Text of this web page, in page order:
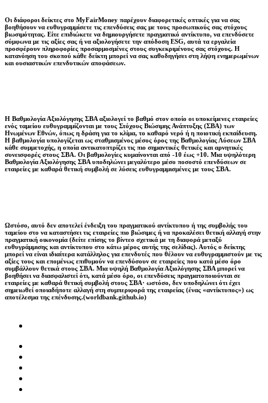
Οι διάφοροι δείκτες στο MyFairMoney παρέχουν διαφορετικές οπτικές για να σας
βοηθήσουν να ευθυγραμμίσετε τις επενδύσεις σας με τους προσωπικούς σας στόχους
βιωσιμότητας. Είτε επιδιώκετε να δημιουργήσετε πραγματικό αντίκτυπο, να επενδύσετε
σύμφωνα με τις αξίες σας ή να αξιολογήσετε την απόδοση ESG, αυτά τα εργαλεία
προσφέρουν πληροφορίες προσαρμοσμένες στους συγκεκριμένους σας στόχους. Η
κατανόηση του σκοπού κάθε δείκτη μπορεί να σας καθοδηγήσει στη λήψη ενημερωμένων
και ουσιαστικών επενδυτικών αποφάσεων.
Η Βαθμολογία Αξιολόγησης ΣΒΑ αξιολογεί το βαθμό στον οποίο οι υποκείμενες εταιρείες
ενός ταμείου ευθυγραμμίζονται με τους Στόχους Βιώσιμης Ανάπτυξης (ΣΒΑ) των
Ηνωμένων Εθνών, όπως η δράση για το κλίμα, το καθαρό νερό ή η ποιοτική εκπαίδευση.
Η βαθμολογία υπολογίζεται ως σταθμισμένος μέσος όρος της Βαθμολογίας Λύσεων ΣΒΑ
κάθε συμμετοχής, η οποία αντικατοπτρίζει τις πιο σημαντικές θετικές και αρνητικές
συνεισφορές στους ΣΒΑ. Οι βαθμολογίες κυμαίνονται από -10 έως +10. Μια υψηλότερη
Βαθμολογία Αξιολόγησης ΣΒΑ υποδηλώνει μεγαλύτερο μέσο ποσοστό επενδύσεων σε
εταιρείες με καθαρά θετική συμβολή σε λύσεις ευθυγραμμισμένες με τους ΣΒΑ.
Ωστόσο, αυτό δεν αποτελεί ένδειξη του πραγματικού αντίκτυπου ή της συμβολής του
ταμείου στο να καταστήσει τις εταιρείες πιο βιώσιμες ή να προκαλέσει θετική αλλαγή στην
πραγματική οικονομία (δείτε επίσης το βίντεο σχετικά με τη διαφορά μεταξύ
ευθυγράμμισης και αντίκτυπου στο κάτω μέρος αυτής της σελίδας). Αυτός ο δείκτης
μπορεί να είναι ιδιαίτερα κατάλληλος για επενδυτές που θέλουν να ευθυγραμμιστούν με τις
αξίες τους και επομένως επιθυμούν να επενδύσουν σε εταιρείες που κατά μέσο όρο
συμβάλλουν θετικά στους ΣΒΑ. Μια υψηλή Βαθμολογία Αξιολόγησης ΣΒΑ μπορεί να
βοηθήσει να διασφαλιστεί ότι, κατά μέσο όρο, οι επενδύσεις πραγματοποιούνται σε
εταιρείες με καθαρά θετική συμβολή στους ΣΒΑ· ωστόσο, δεν υποδηλώνει ότι έχει
σημειωθεί οποιαδήποτε αλλαγή στη συμπεριφορά της εταιρείας (ένας «αντίκτυπος») ως
αποτέλεσμα της επένδυσης.(worldbank.github.io)